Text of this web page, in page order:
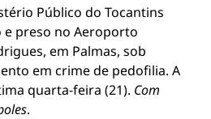
Público do Tocantins
e preso no Aeroporto
em Palmas, sob
em crime de pedofilia. A
quarta-feira (21). Com
.